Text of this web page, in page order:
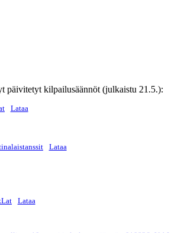
päivitetyt kilpailusäännöt (julkaistu 21.5.):
Lataa
Lataa
Lataa